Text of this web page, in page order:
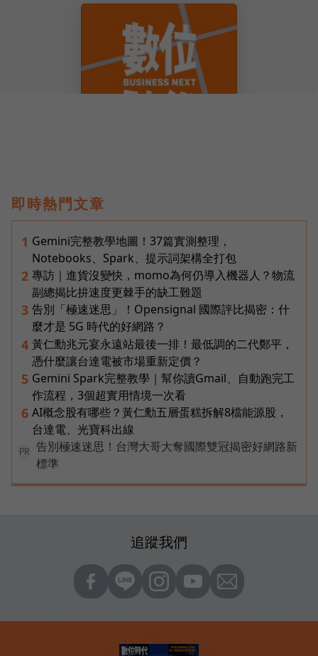
即時熱門文章
1 Gemini完整教學地圖！37篇實測整理，
Notebooks、Spark、提示詞架構全打包
2 專訪｜進貨沒變快，momo為何仍導入機器人？物流
副總揭比拚速度更棘手的缺工難題
3 告別「極速迷思」！Opensignal 國際評比揭密：什
麼才是 5G 時代的好網路？
4 黃仁勳兆元宴永遠站最後一排！最低調的二代鄭平，
憑什麼讓台達電被市場重新定價？
5 Gemini Spark完整教學｜幫你讀Gmail、自動跑完工
作流程，3個超實用情境一次看
6 AI概念股有哪些？黃仁勳五層蛋糕拆解8檔能源股，
台達電、光寶科出線
PR
告別極速迷思！台灣大哥大奪國際雙冠揭密好網路新
標準
追蹤我們